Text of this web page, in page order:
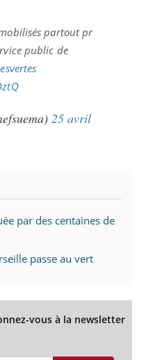
partout pr
public de
25 avril
par des centaines de
passe au vert
vous à la newsletter